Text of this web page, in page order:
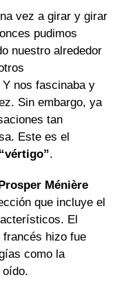
vez a girar y girar
pudimos
nuestro alrededor
nos fascinaba y
Sin embargo, ya
tan
Este es el
“vértigo”.
Ménière
que incluye el
El
francés hizo fue
como la